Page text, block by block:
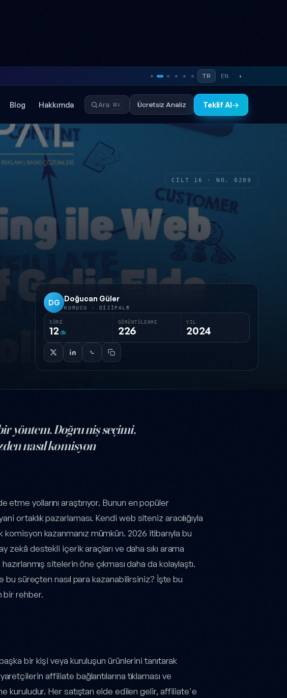
TR EN ◐
Blog Hakkımda Ara ⌘K Ücretsiz Analiz Teklif Al→
CİLT 16 · NO. 0289
DG Doğucan Güler
KURUCU · DIJIPAL®
SÜRE
12 dk
GÖRÜNTÜLENME
226
YIL
2024
yöntem. Doğru niş seçimi,
nasıl komisyon
içeriğiyollarını araştırıyor. Bunun en popüler
ortaklık pazarlaması. Kendi web siteniz aracılığıyla
komisyon kazanmanız mümkün. 2026 itibarıyla bu
destekli içerik araçları ve daha sıkı arama
sitelerin öne çıkması daha da kolaylaştı.
bu süreçten nasıl para kazanabilirsiniz? İşte bu
bir rehber.
bir kişi veya kuruluşun ürünlerini tanıtarak
affiliate bağlantılarına tıklaması ve
kuruludur. Her satıştan elde edilen gelir, affiliate'e